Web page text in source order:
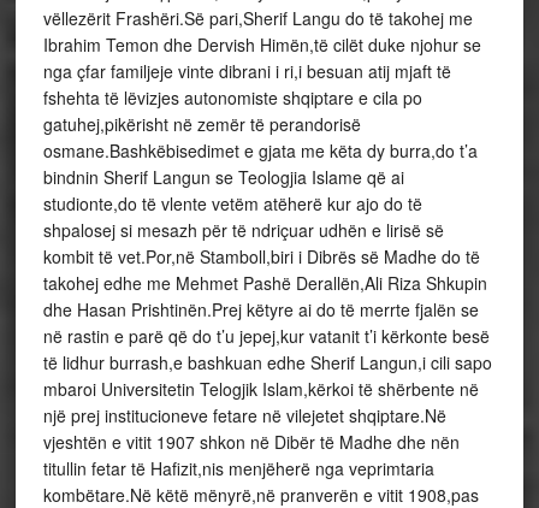
vëllezërit Frashëri.Së pari,Sherif Langu do të takohej me
Ibrahim Temon dhe Dervish Himën,të cilët duke njohur se
nga çfar familjeje vinte dibrani i ri,i besuan atij mjaft të
fshehta të lëvizjes autonomiste shqiptare e cila po
gatuhej,pikërisht në zemër të perandorisë
osmane.Bashkëbisedimet e gjata me këta dy burra,do t’a
bindnin Sherif Langun se Teologjia Islame që ai
studionte,do të vlente vetëm atëherë kur ajo do të
shpalosej si mesazh për të ndriçuar udhën e lirisë së
kombit të vet.Por,në Stamboll,biri i Dibrës së Madhe do të
takohej edhe me Mehmet Pashë Derallën,Ali Riza Shkupin
dhe Hasan Prishtinën.Prej këtyre ai do të merrte fjalën se
në rastin e parë që do t’u jepej,kur vatanit t’i kërkonte besë
të lidhur burrash,e bashkuan edhe Sherif Langun,i cili sapo
mbaroi Universitetin Telogjik Islam,kërkoi të shërbente në
një prej institucioneve fetare në vilejetet shqiptare.Në
vjeshtën e vitit 1907 shkon në Dibër të Madhe dhe nën
titullin fetar të Hafizit,nis menjëherë nga veprimtaria
kombëtare.Në këtë mënyrë,në pranverën e vitit 1908,pas